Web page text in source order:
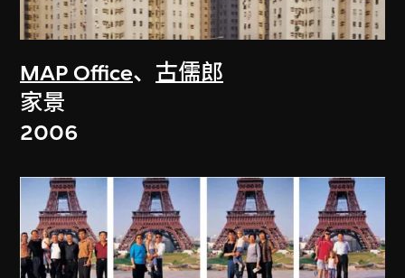
MAP Office、 古儒郎
家景
2006